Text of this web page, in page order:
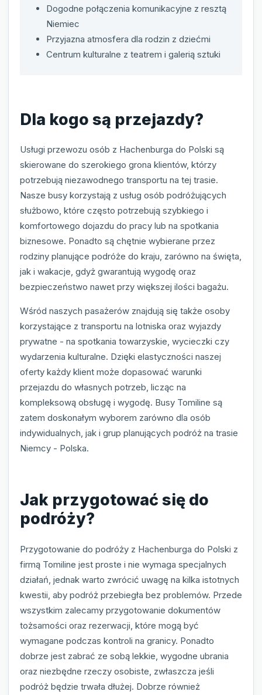
Dogodne połączenia komunikacyjne z resztą
Niemiec
Przyjazna atmosfera dla rodzin z dziećmi
Centrum kulturalne z teatrem i galerią sztuki
Dla kogo są przejazdy?
Usługi przewozu osób z Hachenburga do Polski są
skierowane do szerokiego grona klientów, którzy
potrzebują niezawodnego transportu na tej trasie.
Nasze busy korzystają z usług osób podróżujących
służbowo, które często potrzebują szybkiego i
komfortowego dojazdu do pracy lub na spotkania
biznesowe. Ponadto są chętnie wybierane przez
rodziny planujące podróże do kraju, zarówno na święta,
jak i wakacje, gdyż gwarantują wygodę oraz
bezpieczeństwo nawet przy większej ilości bagażu.
Wśród naszych pasażerów znajdują się także osoby
korzystające z transportu na lotniska oraz wyjazdy
prywatne - na spotkania towarzyskie, wycieczki czy
wydarzenia kulturalne. Dzięki elastyczności naszej
oferty każdy klient może dopasować warunki
przejazdu do własnych potrzeb, licząc na
kompleksową obsługę i wygodę. Busy Tomiline są
zatem doskonałym wyborem zarówno dla osób
indywidualnych, jak i grup planujących podróż na trasie
Niemcy - Polska.
Jak przygotować się do
podróży?
Przygotowanie do podróży z Hachenburga do Polski z
firmą Tomiline jest proste i nie wymaga specjalnych
działań, jednak warto zwrócić uwagę na kilka istotnych
kwestii, aby podróż przebiegła bez problemów. Przede
wszystkim zalecamy przygotowanie dokumentów
tożsamości oraz rezerwacji, które mogą być
wymagane podczas kontroli na granicy. Ponadto
dobrze jest zabrać ze sobą lekkie, wygodne ubrania
oraz niezbędne rzeczy osobiste, zwłaszcza jeśli
podróż będzie trwała dłużej. Dobrze również